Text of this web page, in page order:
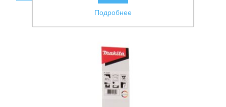
Хранение и переноска инструмента
Подробнее